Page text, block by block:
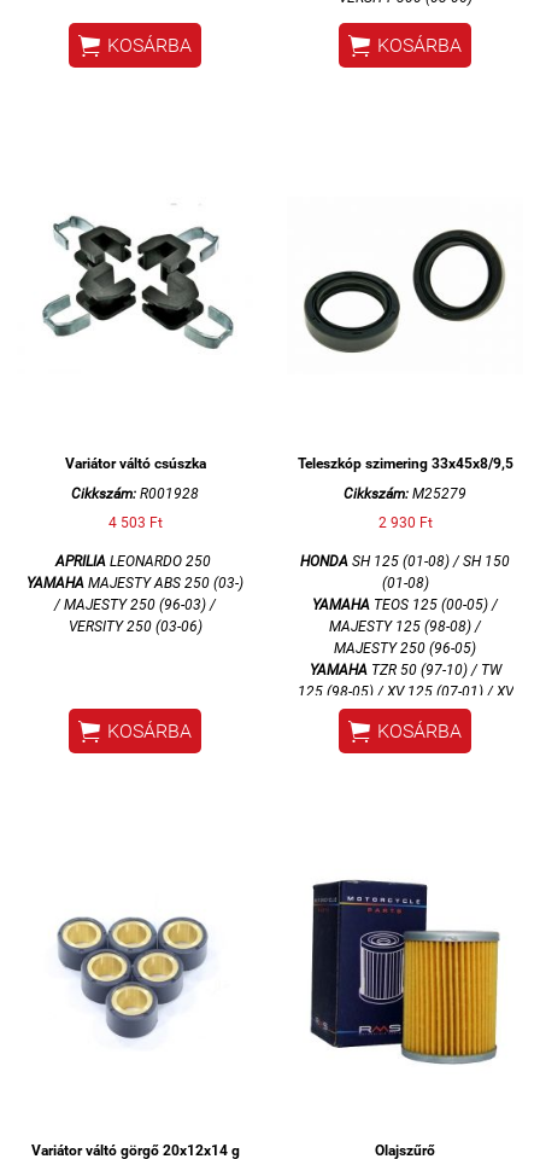
 KOSÁRBA  KOSÁRBA
Variátor váltó csúszka
Cikkszám: R001928
4 503 Ft
APRILIA LEONARDO 250
YAMAHA MAJESTY ABS 250 (03-)
/ MAJESTY 250 (96-03) /
VERSITY 250 (03-06)
 KOSÁRBA
Teleszkóp szimering 33x45x8/9,5
Cikkszám: M25279
2 930 Ft
HONDA SH 125 (01-08) / SH 150
(01-08)
YAMAHA TEOS 125 (00-05) /
MAJESTY 125 (98-08) /
MAJESTY 250 (96-05)
YAMAHA TZR 50 (97-10) / TW
125 (98-05) / XV 125 (07-01) / XV
250 (95-02)
 KOSÁRBA
Variátor váltó görgő 20x12x14 g
Olajszűrő